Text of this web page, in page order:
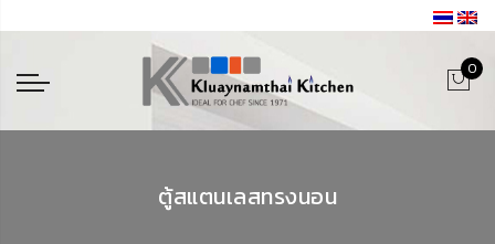
0
ตู้สแตนเลสทรงนอน